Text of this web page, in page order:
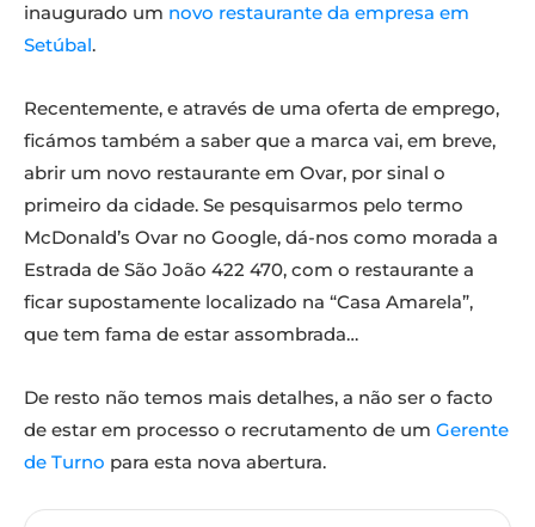
inaugurado um novo restaurante da empresa em
Setúbal.
Recentemente, e através de uma oferta de emprego,
ficámos também a saber que a marca vai, em breve,
abrir um novo restaurante em Ovar, por sinal o
primeiro da cidade. Se pesquisarmos pelo termo
McDonald’s Ovar no Google, dá-nos como morada a
Estrada de São João 422 470, com o restaurante a
ficar supostamente localizado na “Casa Amarela”,
que tem fama de estar assombrada…
De resto não temos mais detalhes, a não ser o facto
de estar em processo o recrutamento de um Gerente
de Turno para esta nova abertura.